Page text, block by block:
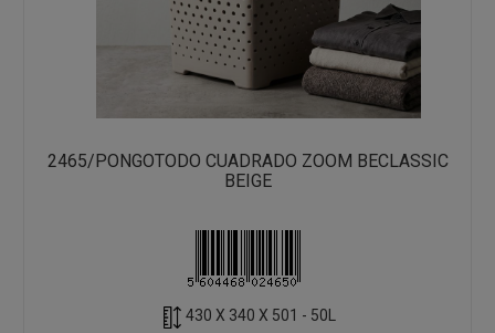
2465/PONGOTODO CUADRADO ZOOM BECLASSIC
BEIGE
430 X 340 X 501 - 50L